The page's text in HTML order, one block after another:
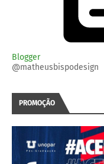
Blogger
@matheusbispodesign
PROMOÇÃO